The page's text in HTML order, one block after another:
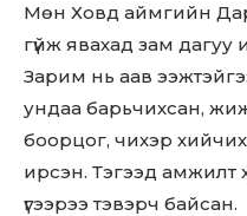
Мөн Ховд аймгийн
гүйж явахад зам дагуу
Зарим нь аав
ундаа барьчихсан,
боорцог, чихэр
ирсэн. Тэгээд амжилт
үгээрээ тэвэрч байсан.